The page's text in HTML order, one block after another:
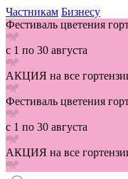
Частникам Бизнесу
Фестиваль цветения
с 1 по 30 августа
АКЦИЯ на все
Фестиваль цветения
с 1 по 30 августа
АКЦИЯ на все